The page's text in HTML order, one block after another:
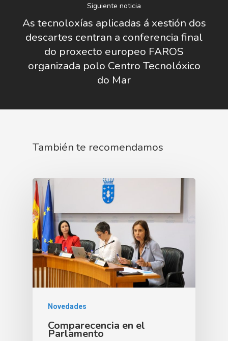
Siguiente noticia
As tecnoloxías aplicadas á xestión dos
descartes centran a conferencia final
do proxecto europeo FAROS
organizada polo Centro Tecnolóxico
do Mar
También te recomendamos
Novedades
Comparecencia en el
Parlamento
Manual De Identidad
Corporativa
Logo CETMAR
Contacto
Memoria
Centro De
Boletín De Noticias
Contratación
Empleo
Licitaciones
Gobierno